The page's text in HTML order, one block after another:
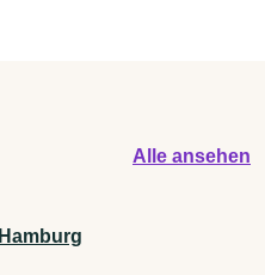
Alle ansehen
Hamburg